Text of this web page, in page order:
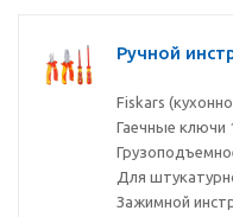
Ручной
Fiskars
Гаечные ключи
Для
Зажимной